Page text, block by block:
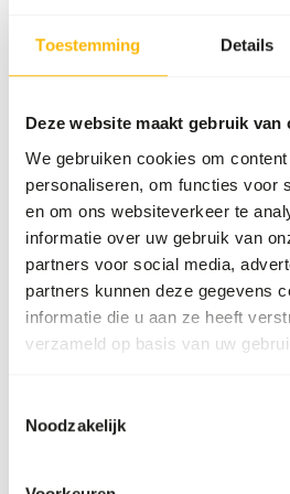
Toestemming Details
Deze website maakt gebruik van
We gebruiken cookies om
personaliseren, om functies voor
en om ons websiteverkeer te
informatie over uw gebruik van
partners voor social media,
partners kunnen deze gegevens
informatie die u aan ze heeft
verzameld op basis van uw
Noodzakelijk
Veelvoorkomende ziekten
An unbalanced diet may result
Periodontal disease
Reproductive failure
Cardiovascular disease
Diabetes mellitus
Gastrointestinal problems
Divide the “Feed quantity
three feeding moments per